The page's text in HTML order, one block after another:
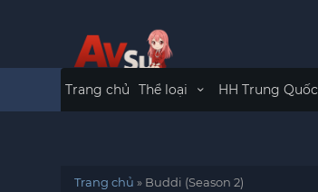
Trang chủ Thể loại HH Trung Quốc
Trang chủ » Buddi (Season 2)